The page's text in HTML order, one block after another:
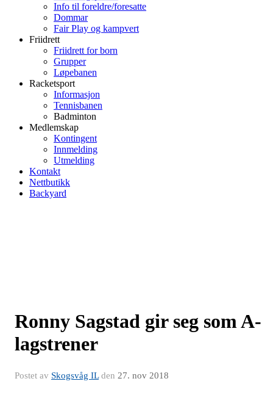
Info til foreldre/foresatte
Dommar
Fair Play og kampvert
Friidrett
Friidrett for born
Grupper
Løpebanen
Racketsport
Informasjon
Tennisbanen
Badminton
Medlemskap
Kontingent
Innmelding
Utmelding
Kontakt
Nettbutikk
Backyard
Ronny Sagstad gir seg som A-
lagstrener
Postet av Skogsvåg ILden 27. nov 2018